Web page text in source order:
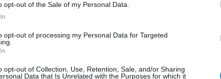
opt-out of the Sale of my Personal Data.
opt-out of processing my Personal Data for Targeted
opt-out of Collection, Use, Retention, Sale, and/or Sharing
Data that Is Unrelated with the Purposes for which it
tartalmazza:
cikkarchívum